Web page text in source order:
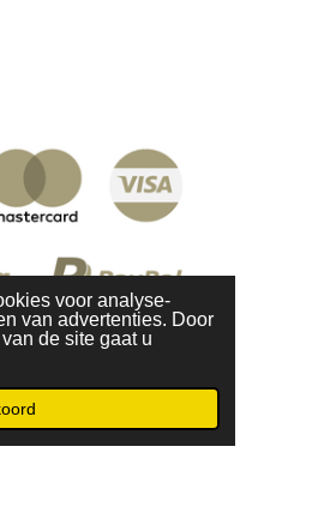
voor analyse-
van advertenties. Door
de site gaat u
F
a
i
i